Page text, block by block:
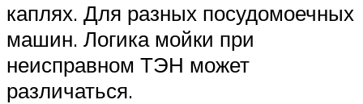
каплях. Для разных посудомоечных
машин. Логика мойки при
неисправном ТЭН может
различаться.